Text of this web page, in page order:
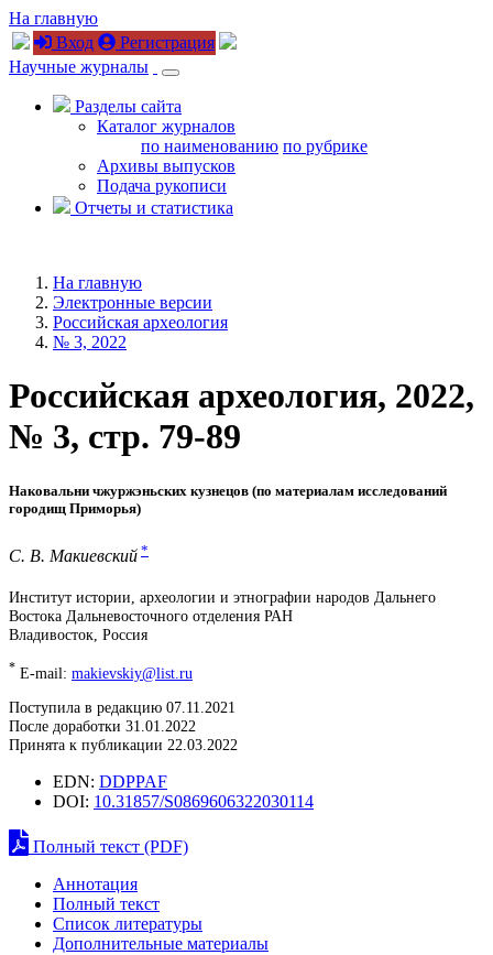
На главную
Вход
Регистрация
Научные журналы
Разделы сайта
Каталог журналов
по наименованию по рубрике
Архивы выпусков
Подача рукописи
Отчеты и статистика
На главную
Электронные версии
Российская археология
№ 3, 2022
Российская археология, 2022,
№ 3, стр. 79-89
Наковальни чжуржэньских кузнецов (по материалам исследований
городищ Приморья)
С. В. Макиевский *
Институт истории, археологии и этнографии народов Дальнего
Востока Дальневосточного отделения РАН
Владивосток, Россия
* E-mail: makievskiy@list.ru
Поступила в редакцию 07.11.2021
После доработки 31.01.2022
Принята к публикации 22.03.2022
EDN: DDPPAF
DOI: 10.31857/S0869606322030114
Полный текст (PDF)
Аннотация
Полный текст
Список литературы
Дополнительные материалы